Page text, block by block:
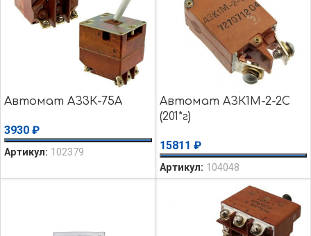
Автомат АЗ3К-75А
3930 ₽
Артикул: 102379
Автомат АЗК1М-2-2С
(201*г)
15811 ₽
Артикул: 104048